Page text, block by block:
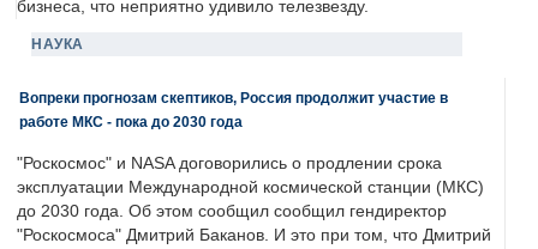
бизнеса, что неприятно удивило телезвезду.
НАУКА
Вопреки прогнозам скептиков, Россия продолжит участие в
работе МКС - пока до 2030 года
"Роскосмос" и NASA договорились о продлении срока
эксплуатации Международной космической станции (МКС)
до 2030 года. Об этом сообщил сообщил гендиректор
"Роскосмоса" Дмитрий Баканов. И это при том, что Дмитрий